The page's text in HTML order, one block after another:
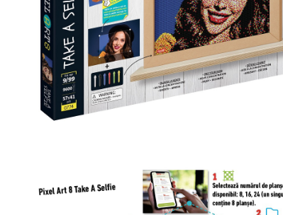
Consultanta Instalare
Jucarii de Sortare
Jucarii de tras
Jucarii din plus
Jucarii muzicale
Jucarii pentru baie
Jucarii Senzoriale